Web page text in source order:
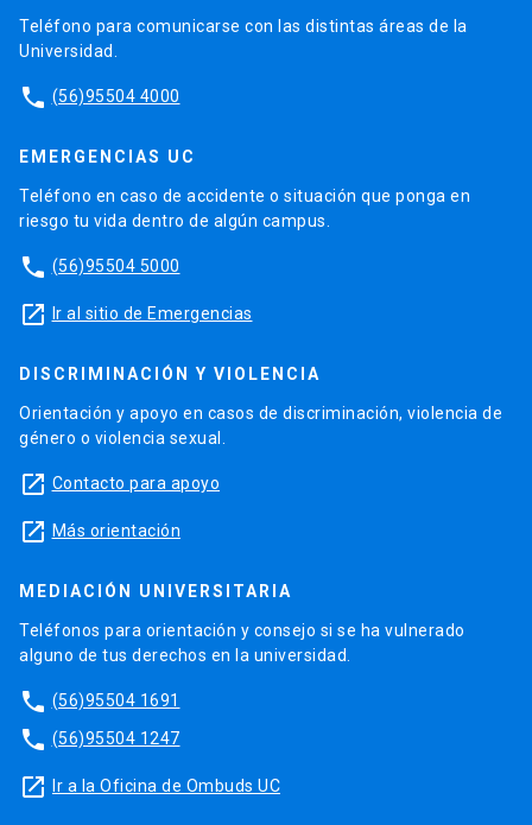
Teléfono para comunicarse con las distintas áreas de la
Universidad.
phone (56)95504 4000
EMERGENCIAS UC
Teléfono en caso de accidente o situación que ponga en
riesgo tu vida dentro de algún campus.
phone (56)95504 5000
launch Ir al sitio de Emergencias
DISCRIMINACIÓN Y VIOLENCIA
Orientación y apoyo en casos de discriminación, violencia de
género o violencia sexual.
launch Contacto para apoyo
launch Más orientación
MEDIACIÓN UNIVERSITARIA
Teléfonos para orientación y consejo si se ha vulnerado
alguno de tus derechos en la universidad.
phone (56)95504 1691
phone (56)95504 1247
launch Ir a la Oficina de Ombuds UC